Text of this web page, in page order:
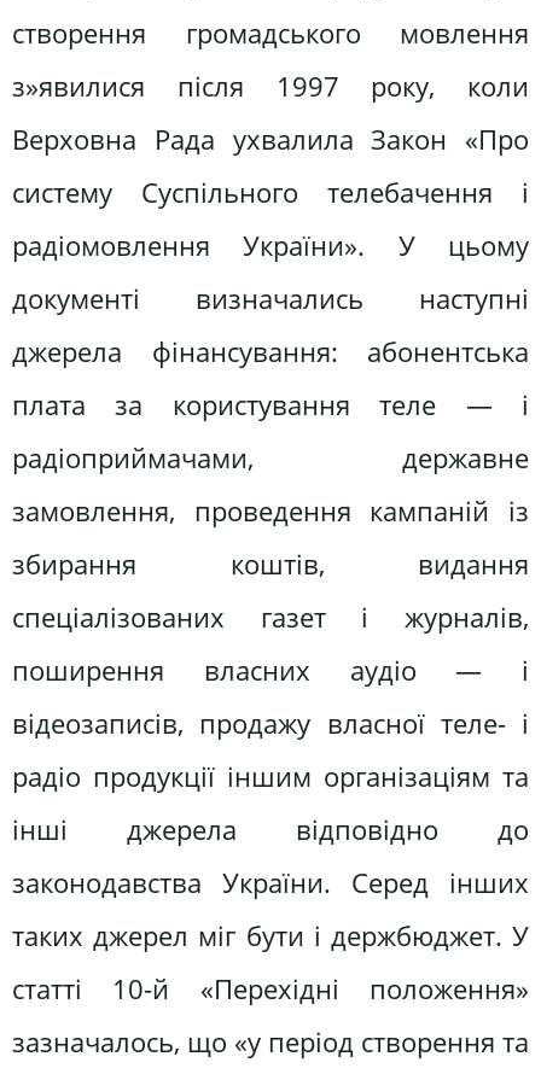
створення громадського мовлення
з»явилися після 1997 року, коли
Верховна Рада ухвалила Закон «Про
систему Суспільного телебачення і
радіомовлення України». У цьому
документі визначались наступні
джерела фінансування: абонентська
плата за користування теле — і
радіоприймачами, державне
замовлення, проведення кампаній із
збирання коштів, видання
спеціалізованих газет і журналів,
поширення власних аудіо — і
відеозаписів, продажу власної теле- і
радіо продукції іншим організаціям та
інші джерела відповідно до
законодавства України. Серед інших
таких джерел міг бути і держбюджет. У
статті 10-й «Перехідні положення»
зазначалось, що «у період створення та